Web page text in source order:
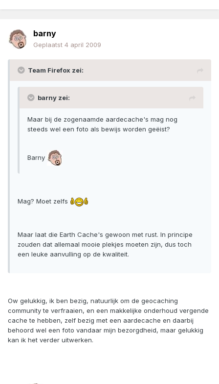
barny
Geplaatst 4 april 2009
Team Firefox zei:
barny zei:
Maar bij de zogenaamde aardecache's mag nog
steeds wel een foto als bewijs worden geëist?
Barny
Mag? Moet zelfs
Maar laat die Earth Cache's gewoon met rust. In principe
zouden dat allemaal mooie plekjes moeten zijn, dus toch
een leuke aanvulling op de kwaliteit.
Ow gelukkig, ik ben bezig, natuurlijk om de geocaching
community te verfraaien, en een makkelijke onderhoud vergende
cache te hebben, zelf bezig met een aardecache en daarbij
behoord wel een foto vandaar mijn bezorgdheid, maar gelukkig
kan ik het verder uitwerken.